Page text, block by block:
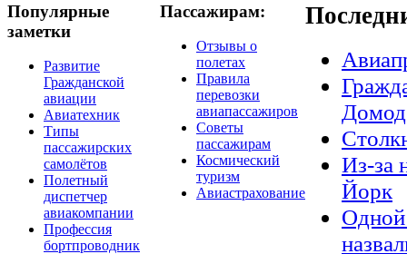
Популярные
заметки
Развитие
Гражданской
авиации
Авиатехник
Типы
пассажирских
самолётов
Полетный
диспетчер
авиакомпании
Профессия
бортпроводник
Пассажирам:
Отзывы о
полетах
Правила
перевозки
авиапассажиров
Советы
пассажирам
Космический
туризм
Авиастрахование
Из-за
Йорк
Одной